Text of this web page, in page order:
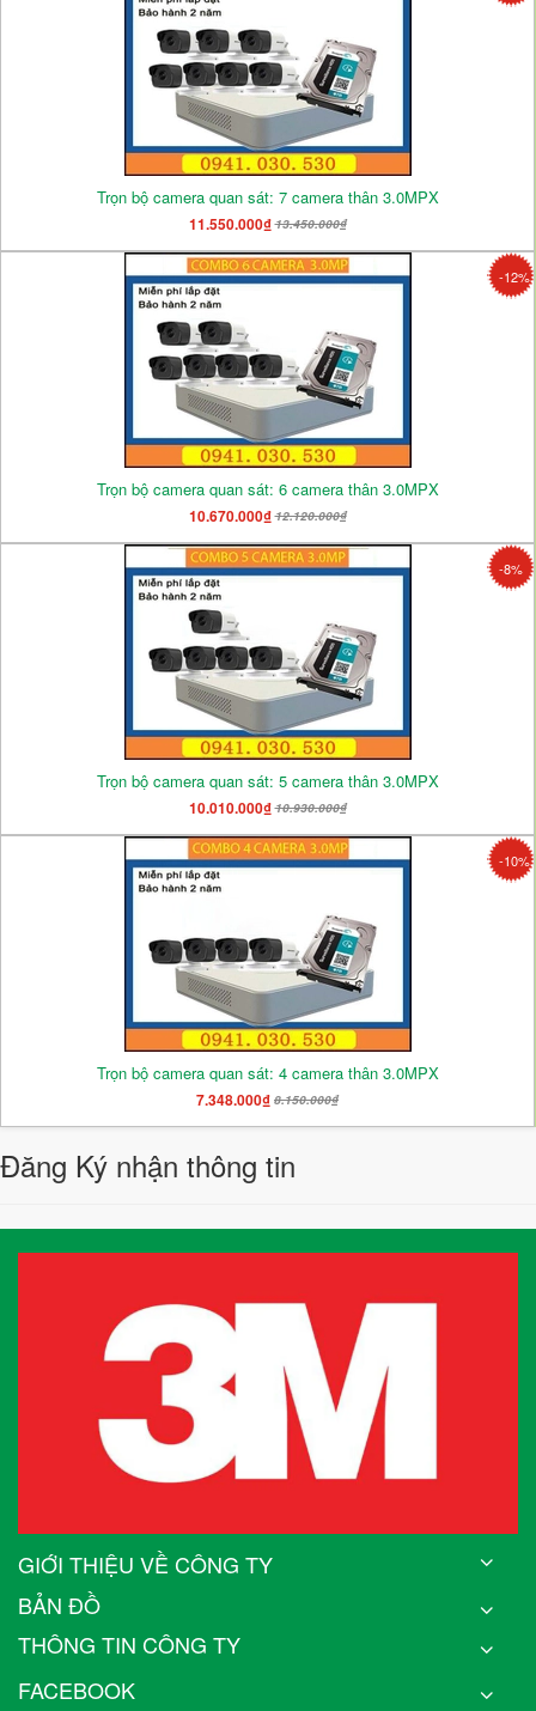
Trọn bộ camera quan sát: 7 camera thân 3.0MPX
11.550.000₫13.450.000₫
-12%
Trọn bộ camera quan sát: 6 camera thân 3.0MPX
10.670.000₫12.120.000₫
-8%
Trọn bộ camera quan sát: 5 camera thân 3.0MPX
10.010.000₫10.930.000₫
-10%
Trọn bộ camera quan sát: 4 camera thân 3.0MPX
7.348.000₫ 8.150.000₫
Đăng Ký nhận thông tin
GIỚI THIỆU VỀ CÔNG TY
BẢN ĐỒ
THÔNG TIN CÔNG TY
FACEBOOK